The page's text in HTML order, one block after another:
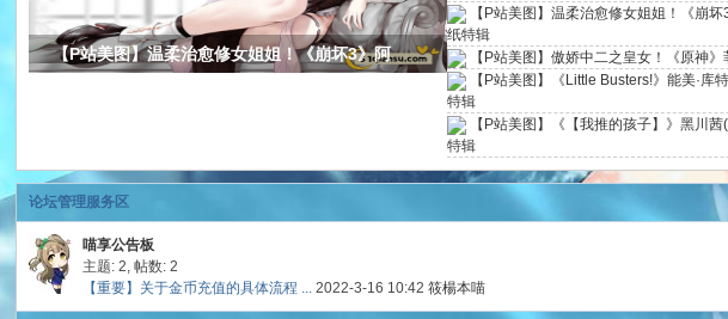
ap
【P站美图】温柔治愈修女姐姐！《崩坏3》阿
【P站美图】温柔治愈修女姐姐！《崩
纸特辑
【P站美图】傲娇中二之皇女！《原神
【P站美图】《Little Busters!》能美·库
特辑
【P站美图】《【我推的孩子】》黑川
特辑
论坛管理服务区
喵享公告板
主题: 2,帖数: 2
【重要】关于金币充值的具体流程 ... 2022-3-16 10:42筱楊本喵